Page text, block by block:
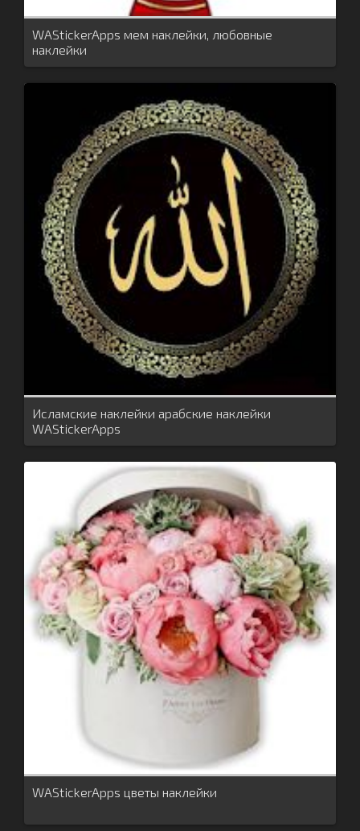
WAStickerApps мем наклейки, любовные
наклейки
Исламские наклейки арабские наклейки
WAStickerApps
WAStickerApps цветы наклейки